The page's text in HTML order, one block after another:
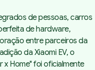
de pessoas, carros
de hardware,
entre parceiros da
da Xiaomi EV, o
x Home" foi oficialmente